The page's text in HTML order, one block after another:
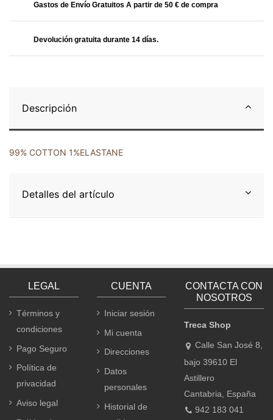
Gastos de Envío Gratuitos A partir de 50 € de compra
Devolución gratuita durante 14 días.
Descripción
99% COTTON 1%ELASTANE
Detalles del artículo
LEGAL
Términos y
condiciones
Pago Seguro
Política de
privacidad
Aviso legal
CUENTA
Iniciar sesión
Mi cuenta
Direcciones
Datos
personales
Historial de
CONTACTA CON
NOSOTROS
Treca Shop
Calle San José 8,
bajo 39610 El
Astillero
Cantabria, España
942 183 041